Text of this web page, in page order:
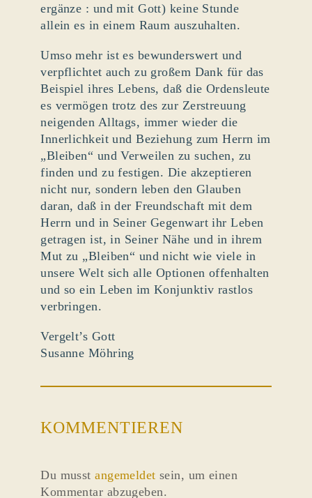
ergänze : und mit Gott) keine Stunde
allein es in einem Raum auszuhalten.
Umso mehr ist es bewunderswert und
verpflichtet auch zu großem Dank für das
Beispiel ihres Lebens, daß die Ordensleute
es vermögen trotz des zur Zerstreuung
neigenden Alltags, immer wieder die
Innerlichkeit und Beziehung zum Herrn im
„Bleiben“ und Verweilen zu suchen, zu
finden und zu festigen. Die akzeptieren
nicht nur, sondern leben den Glauben
daran, daß in der Freundschaft mit dem
Herrn und in Seiner Gegenwart ihr Leben
getragen ist, in Seiner Nähe und in ihrem
Mut zu „Bleiben“ und nicht wie viele in
unsere Welt sich alle Optionen offenhalten
und so ein Leben im Konjunktiv rastlos
verbringen.
Vergelt’s Gott
Susanne Möhring
KOMMENTIEREN
Du musstangemeldet sein, um einen
Kommentar abzugeben.